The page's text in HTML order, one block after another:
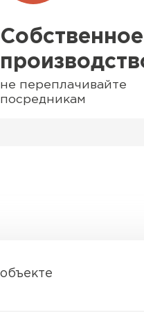
Собственное
не переплачивайте
посредникам